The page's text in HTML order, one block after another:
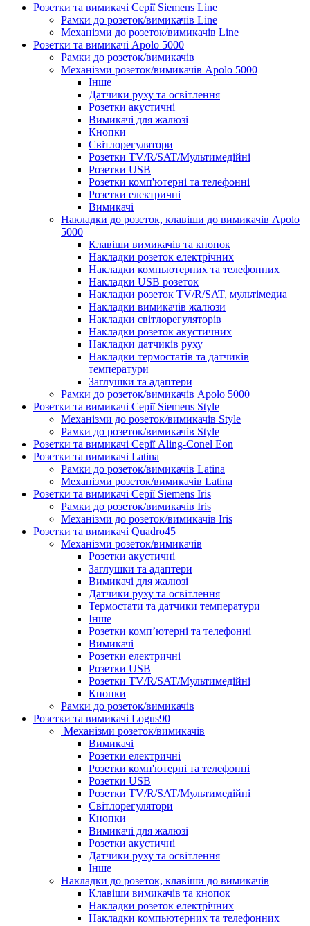
Розетки та вимикачі Серії Siemens Line
Рамки до розеток/вимикачів Line
Механізми до розеток/вимикачів Line
Розетки та вимикачі Apolo 5000
Рамки до розеток/вимикачів
Механізми розеток/вимикачів Apolo 5000
Інше
Датчики руху та освітлення
Розетки акустичні
Вимикачі для жалюзі
Кнопки
Світлорегулятори
Розетки TV/R/SAT/Мультимедійні
Розетки USB
Розетки комп'ютерні та телефонні
Розетки електричні
Вимикачі
Накладки до розеток, клавіши до вимикачів Apolo
5000
Клавіши вимикачів та кнопок
Накладки розеток електрічних
Накладки компьютерних та телефонних
Накладки USB розеток
Накладки розеток TV/R/SAT, мультімедиа
Накладки вимикачів жалюзи
Накладки світлорегуляторів
Накладки розеток акустичних
Накладки датчиків руху
Накладки термостатів та датчиків
температури
Заглушки та адаптери
Рамки до розеток/вимикачів Apolo 5000
Розетки та вимикачі Серії Siemens Style
Механізми до розеток/вимикачів Style
Рамки до розеток/вимикачів Style
Розетки та вимикачі Серії Aling-Conel Eon
Розетки та вимикачі Latina
Рамки до розеток/вимикачів Latina
Механізми розеток/вимикачів Latina
Розетки та вимикачі Серії Siemens Iris
Рамки до розеток/вимикачів Iris
Механізми до розеток/вимикачів Iris
Розетки та вимикачі Quadro45
Механізми розеток/вимикачів
Розетки акустичні
Заглушки та адаптери
Вимикачі для жалюзі
Датчики руху та освітлення
Термостати та датчики температури
Інше
Розетки комп’ютерні та телефонні
Вимикачі
Розетки електричні
Розетки USB
Розетки TV/R/SAT/Мультимедійні
Кнопки
Рамки до розеток/вимикачів
Розетки та вимикачі Logus90
Механізми розеток/вимикачів
Вимикачі
Розетки електричні
Розетки комп'ютерні та телефонні
Розетки USB
Розетки TV/R/SAT/Мультимедійні
Світлорегулятори
Кнопки
Вимикачі для жалюзі
Розетки акустичні
Датчики руху та освітлення
Інше
Накладки до розеток, клавіши до вимикачів
Клавіши вимикачів та кнопок
Накладки розеток електрічних
Накладки компьютерних та телефонних